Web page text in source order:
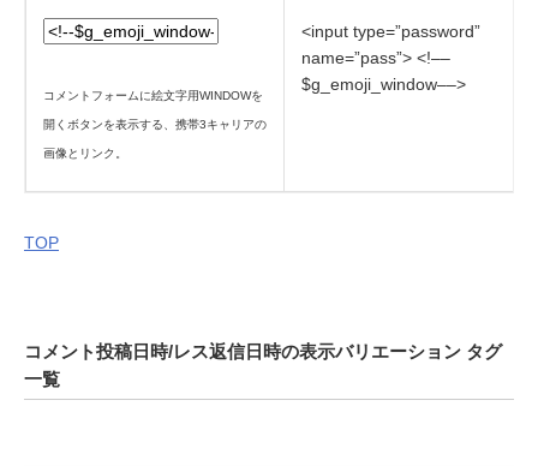
コメントフォームに絵文字用WINDOWを
開くボタンを表示する、携帯3キャリアの
画像とリンク。
<input type=”password”
name=”pass”> <!––
$g_emoji_window––>
TOP
コメント投稿日時/レス返信日時の表示バリエーション タグ
一覧